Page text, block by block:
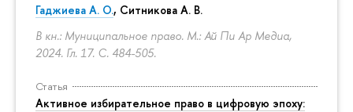
Гаджиева А. О., Ситникова А. В.
В кн.: Муниципальное право. М.: Ай Пи Ар Медиа,
2024. Гл. 17. С. 484-505.
Статья
Активное избирательное право в цифровую эпоху: